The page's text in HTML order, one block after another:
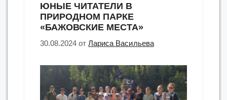
юбилею
Юрьевича
Лермонтова»”
ЮНЫЕ ЧИТАТЕЛИ В
ПРИРОДНОМ ПАРКЕ
«БАЖОВСКИЕ МЕСТА»
30.08.2024 отЛариса Васильева